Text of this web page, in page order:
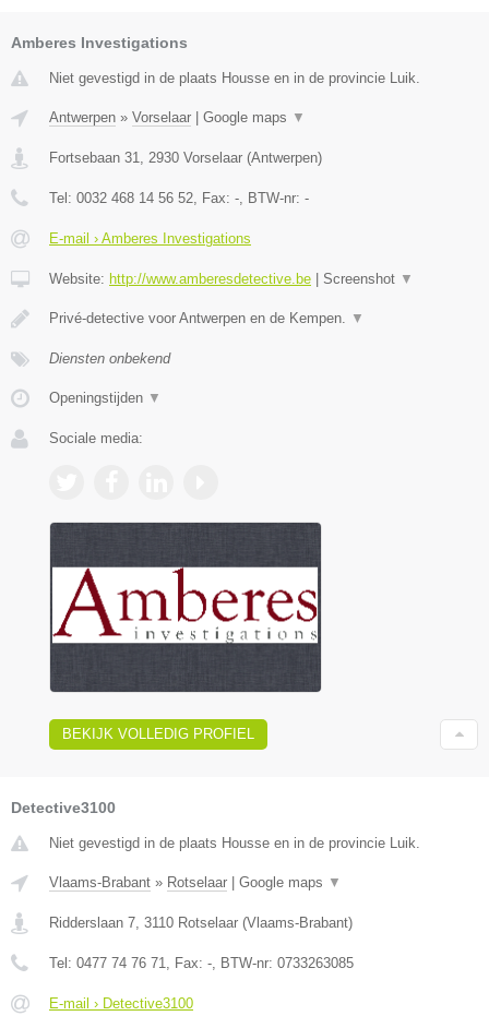
Amberes Investigations
Niet gevestigd in de plaats Housse en in de provincie Luik.
Antwerpen » Vorselaar Google maps ▼
Fortsebaan 31 2930 Vorselaar (Antwerpen)
Tel: 0032 468 14 56 52 , Fax: - , BTW-nr: -
E-mail › Amberes Investigations
Website: http://www.amberesdetective.be Screenshot ▼
Privé-detective voor Antwerpen en de Kempen. ▼
Diensten onbekend
Openingstijden ▼
Sociale media:
BEKIJK VOLLEDIG PROFIEL
Detective3100
Niet gevestigd in de plaats Housse en in de provincie Luik.
Vlaams-Brabant » Rotselaar | Google maps ▼
Ridderslaan 7 3110 Rotselaar (Vlaams-Brabant)
Tel: 0477 74 76 71 , Fax: - , BTW-nr: 0733263085
E-mail › Detective3100